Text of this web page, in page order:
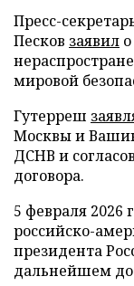
Пресс-
Песков заявил
мировой
Гутерреш
Москвы и
ДСНВ и
договора.
5 февраля 2026
российско-
президента
дальнейшем